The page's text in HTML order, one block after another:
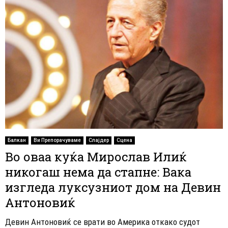
Балкан Ви Препорачуваме Слајдер Сцена
Во оваа куќа Мирослав Илиќ
никогаш нема да стапне: Вака
изгледа луксузниот дом на Девин
Антоновиќ
Девин Антоновиќ се врати во Америка откако судот